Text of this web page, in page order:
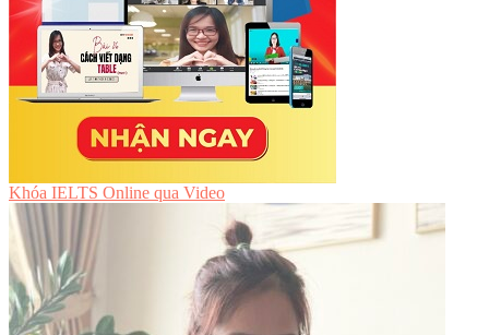
Khóa IELTS Online qua Video